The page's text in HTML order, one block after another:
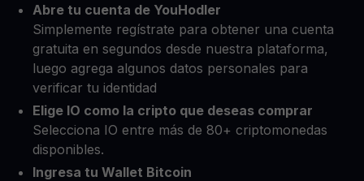
Abre tu cuenta de YouHodler
Simplemente regístrate para obtener una cuenta
gratuita en segundos desde nuestra plataforma,
luego agrega algunos datos personales para
verificar tu identidad
Elige IO como la cripto que deseas comprar
Selecciona IO entre más de 80+ criptomonedas
disponibles.
Ingresa tu Wallet Bitcoin